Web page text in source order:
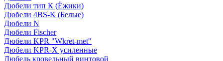
Дюбели тип К (Ёжики)
Дюбели 4BS-K (Белые)
Дюбели N
Дюбели Fischer
Дюбели KPR "Wkret-met"
Дюбели KPR-Х усиленные
Дюбель кровельный винтовой